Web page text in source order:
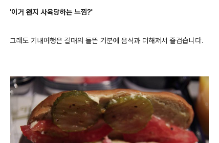
'이거 왠지 사육당하는 느낌?'
그래도 기내여행은 갈때의 들뜬 기분에 음식과 더해져서 즐겁습니다.